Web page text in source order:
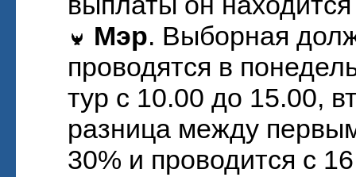
Мэр. Выборная
проводятся в
тур с 10.00 до 15.00,
разница между
30% и проводится с